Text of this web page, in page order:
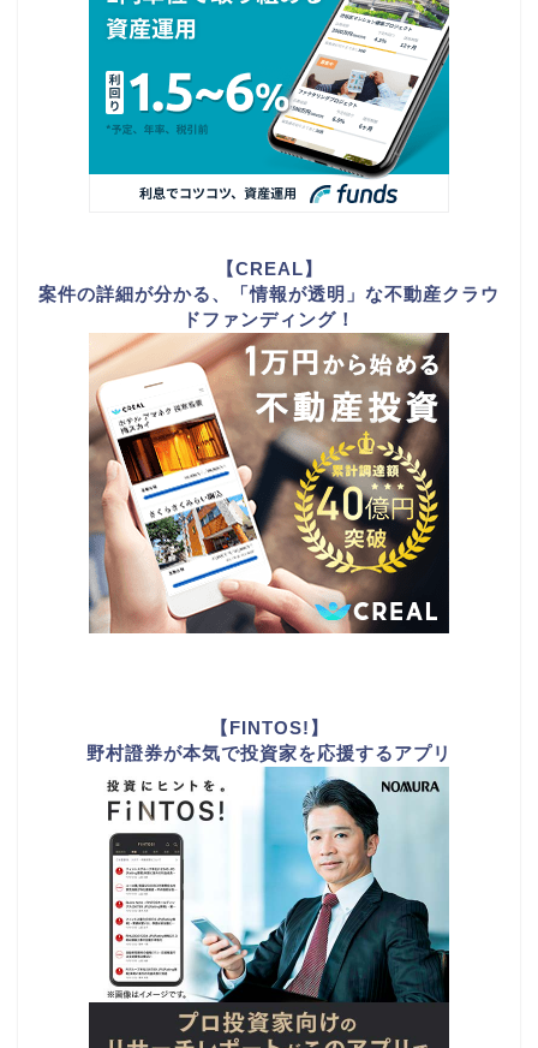
【CREAL】
案件の詳細が分かる、「情報が透明」な不動産クラウ
ドファンディング！
【FINTOS!】
野村證券が本気で投資家を応援するアプリ